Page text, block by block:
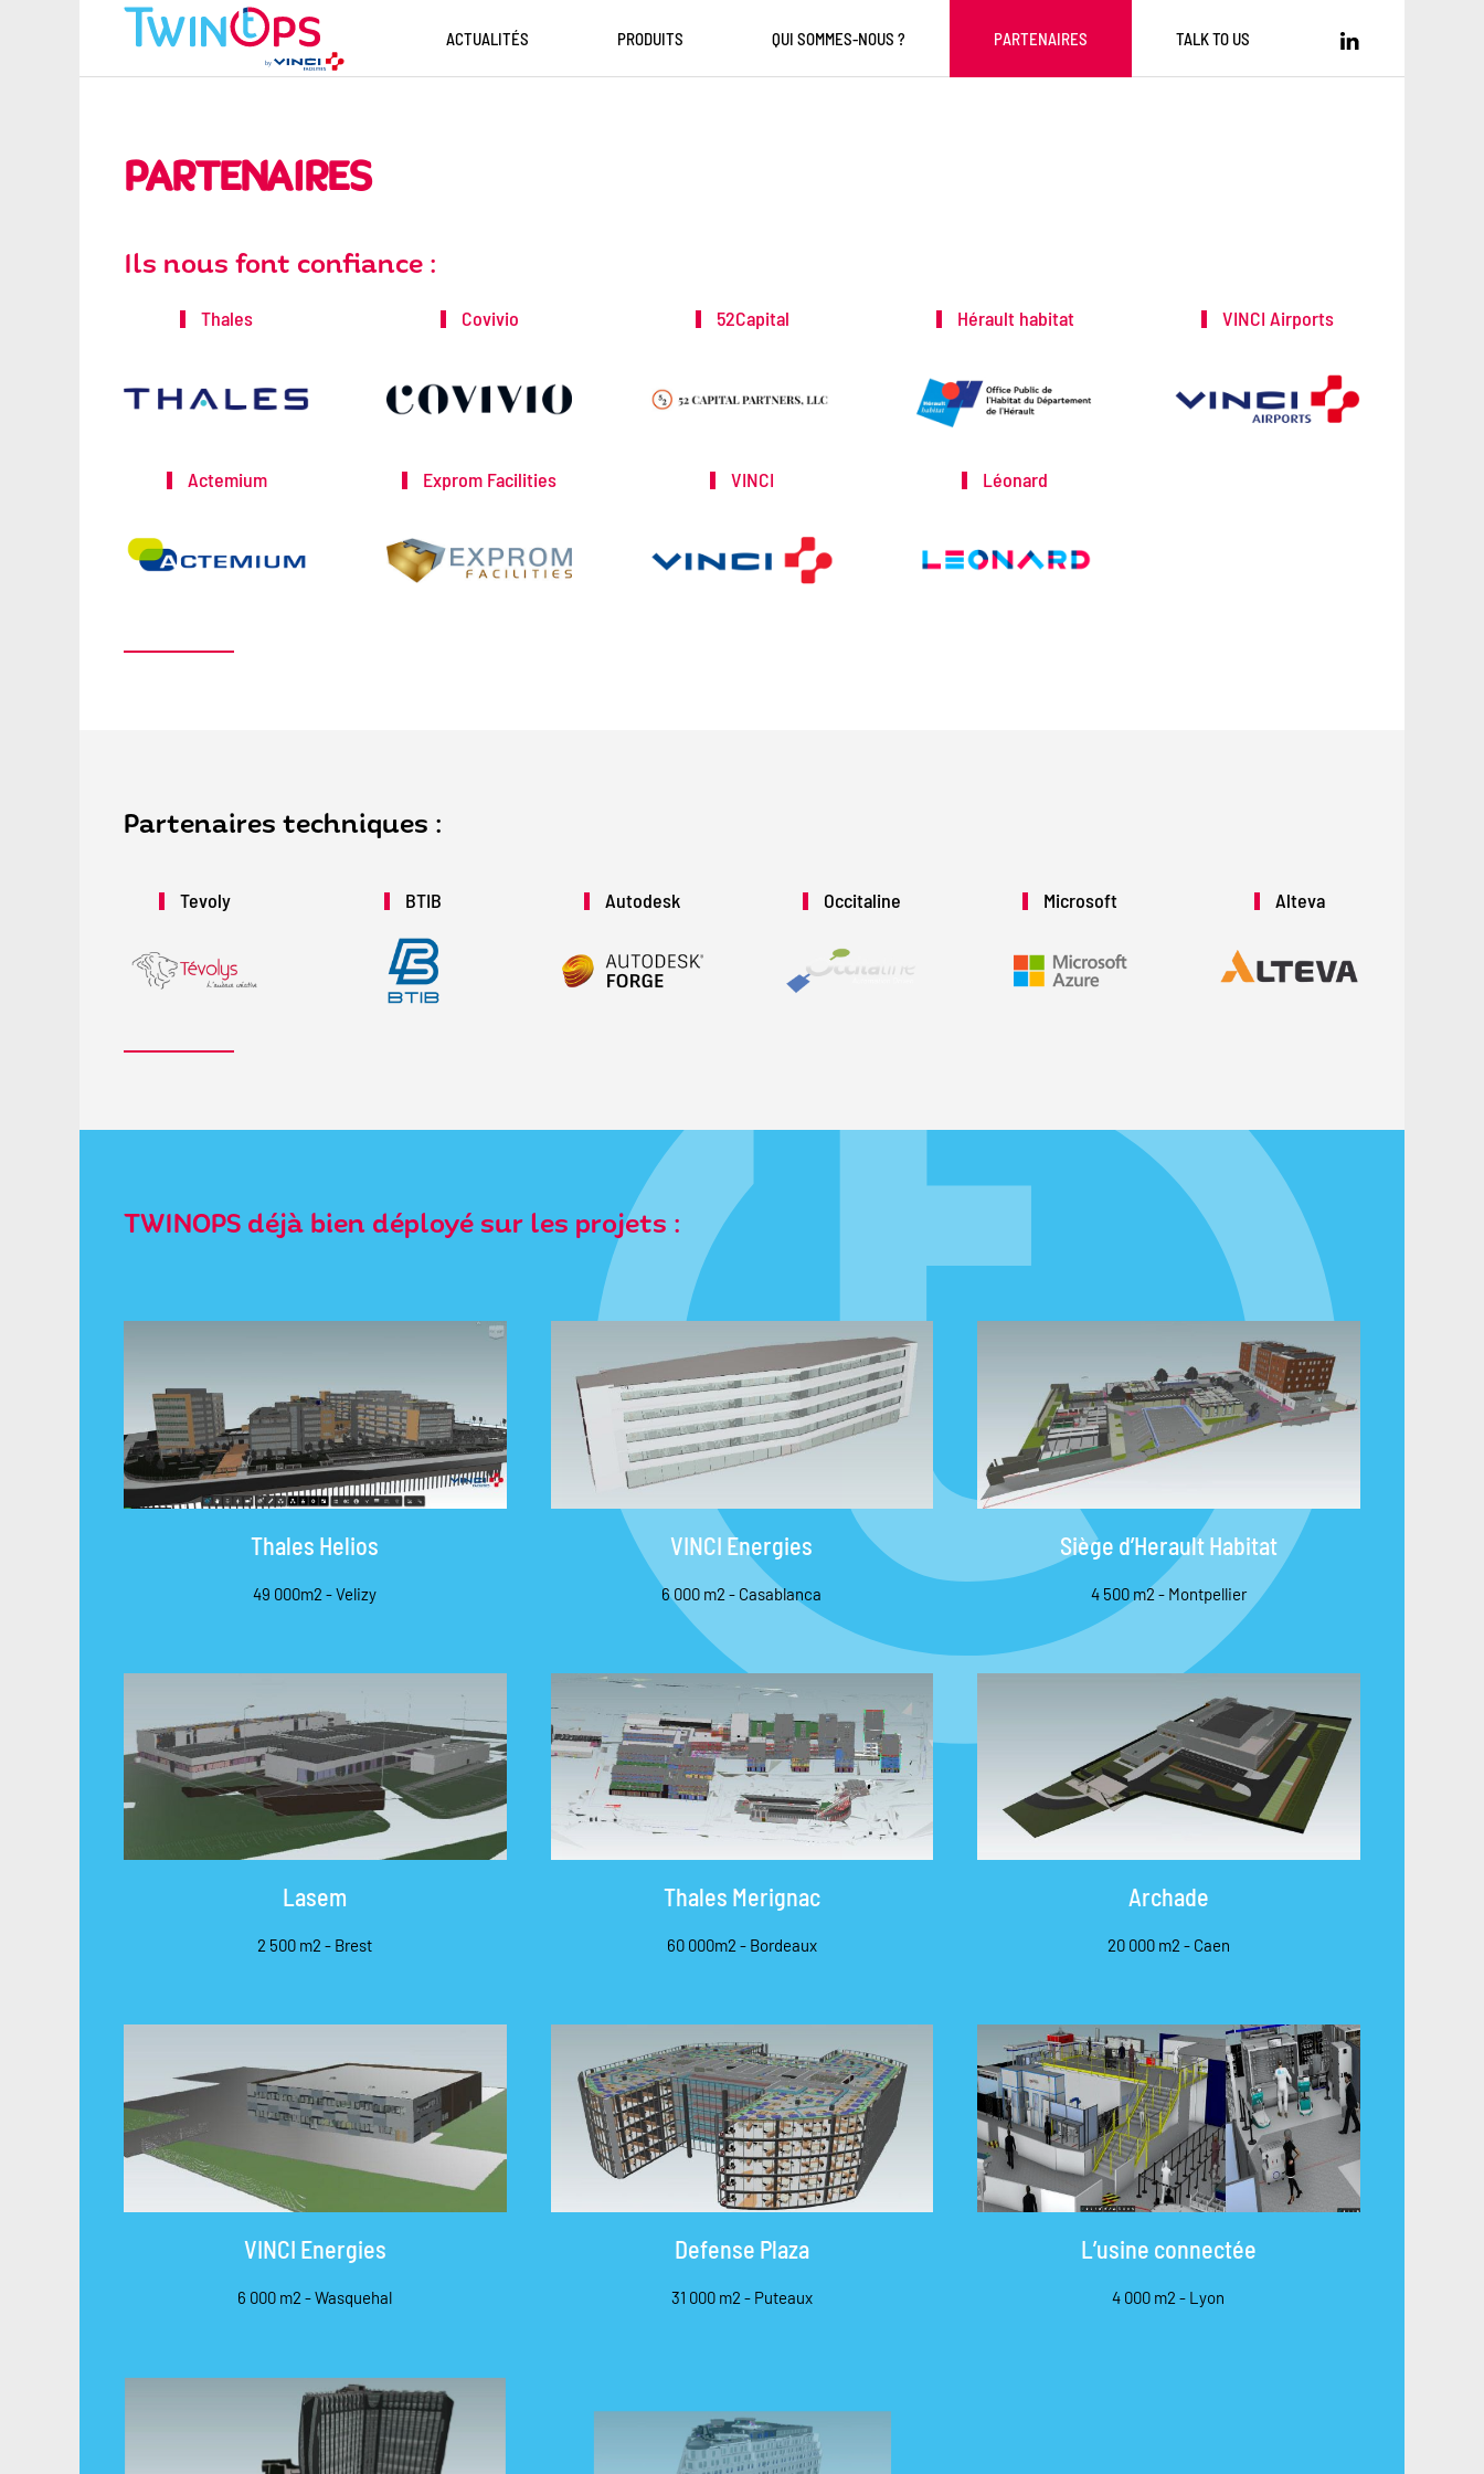
ACTUALITÉS PRODUITS QUI SOMMES-NOUS ? PARTENAIRES TALK TO US
PARTENAIRES
Ils nous font confiance :
Thales Covivio 52Capital Hérault habitat VINCI Airports
Actemium Exprom Facilities VINCI Léonard
Partenaires techniques :
Tevoly BTIB Autodesk Occitaline Microsoft Alteva
TWINOPS déjà bien déployé sur les projets :
Thales Helios
49 000m2 - Velizy
VINCI Energies
6 000 m2 - Casablanca
Siège d’Herault Habitat
4 500 m2 - Montpellier
Lasem
2 500 m2 - Brest
Thales Merignac
60 000m2 - Bordeaux
Archade
20 000 m2 - Caen
VINCI Energies
6 000 m2 - Wasquehal
Defense Plaza
31 000 m2 - Puteaux
L’usine connectée
4 000 m2 - Lyon